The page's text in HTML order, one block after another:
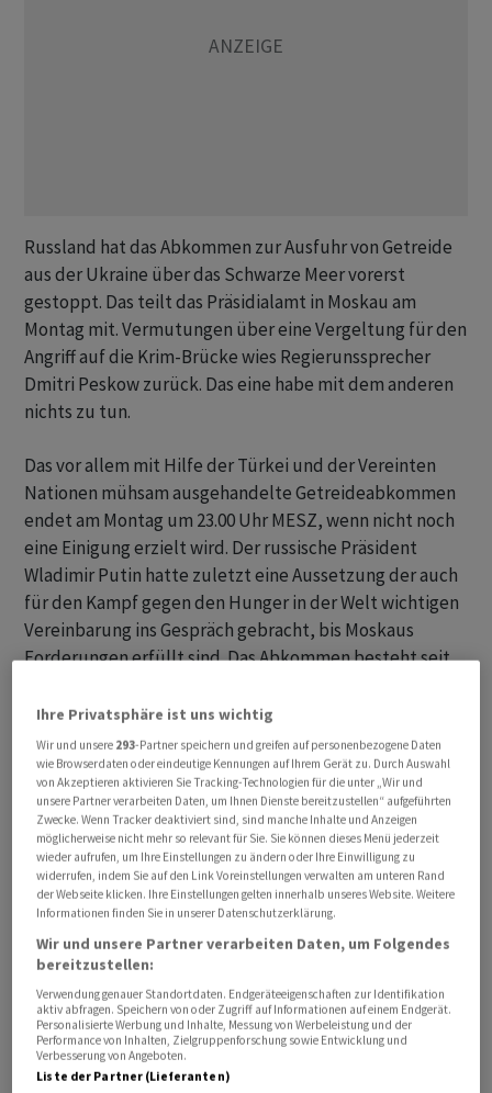
Russland hat das Abkommen zur Ausfuhr von Getreide
aus der Ukraine über das Schwarze Meer vorerst
gestoppt. Das teilt das Präsidialamt in Moskau am
Montag mit. Vermutungen über eine Vergeltung für den
Angriff auf die Krim-Brücke wies Regierunssprecher
Dmitri Peskow zurück. Das eine habe mit dem anderen
nichts zu tun.
Das vor allem mit Hilfe der Türkei und der Vereinten
Nationen mühsam ausgehandelte Getreideabkommen
endet am Montag um 23.00 Uhr MESZ, wenn nicht noch
eine Einigung erzielt wird. Der russische Präsident
Wladimir Putin hatte zuletzt eine Aussetzung der auch
für den Kampf gegen den Hunger in der Welt wichtigen
Vereinbarung ins Gespräch gebracht, bis Moskaus
Forderungen erfüllt sind. Das Abkommen besteht seit
Russland verlangt seit etwa einem Jahr, dass die
Sanktionen des Westens gelockert werden, damit es
selbst auch eigenes Getreide und Dünger unbegrenzt
exportieren kann. Endet das Abkommen, droht wie nach
Beginn des Krieges im Februar des vergangenen Jahres
eine Blockade der ukrainischen Schwarzmeerhäfen, aus
denen dann Frachter etwa mit dem Mais und dem
Weizen
nicht mehr auslaufen könnten.
Ihre Privatsphäre ist uns wichtig
Wir und unsere 293-Partner speichern und greifen auf personenbezogene Daten
wie Browserdaten oder eindeutige Kennungen auf Ihrem Gerät zu. Durch Auswahl
von Akzeptieren aktivieren Sie Tracking-Technologien für die unter „Wir und
unsere Partner verarbeiten Daten, um Ihnen Dienste bereitzustellen“ aufgeführten
Zwecke. Wenn Tracker deaktiviert sind, sind manche Inhalte und Anzeigen
möglicherweise nicht mehr so relevant für Sie. Sie können dieses Menü jederzeit
wieder aufrufen, um Ihre Einstellungen zu ändern oder Ihre Einwilligung zu
widerrufen, indem Sie auf den Link Voreinstellungen verwalten am unteren Rand
der Webseite klicken. Ihre Einstellungen gelten innerhalb unseres Website. Weitere
Informationen finden Sie in unserer Datenschutzerklärung.
Wir und unsere Partner verarbeiten Daten, um Folgendes
bereitzustellen:
Verwendung genauer Standortdaten. Endgeräteeigenschaften zur Identifikation
aktiv abfragen. Speichern von oder Zugriff auf Informationen auf einem Endgerät.
Personalisierte Werbung und Inhalte, Messung von Werbeleistung und der
Performance von Inhalten, Zielgruppenforschung sowie Entwicklung und
Verbesserung von Angeboten.
Liste der Partner (Lieferanten)